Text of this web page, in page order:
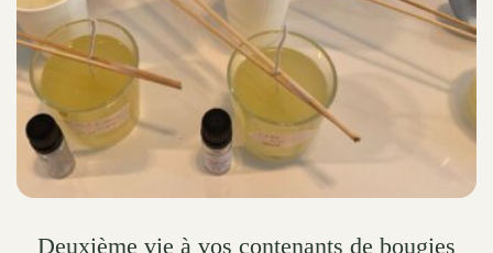
Deuxième vie à vos contenants de bougies